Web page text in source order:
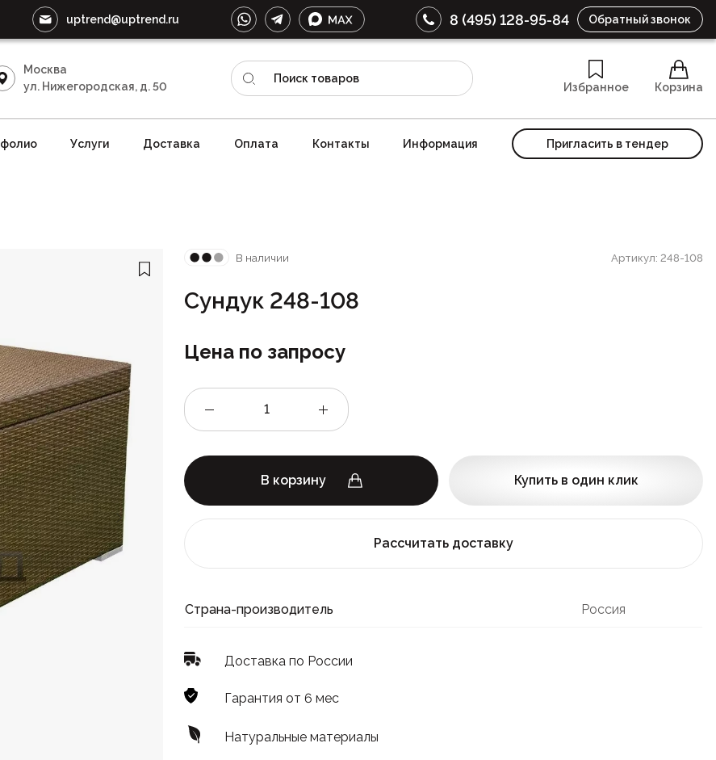
uptrend@uptrend.ru 8 (495) 128-95-84 Обратный звонок
Москва
ул. Нижегородская, д. 50
Избранное Корзина
Услуги Доставка Оплата Контакты Информация Пригласить в тендер
В наличии Артикул: 248-108
Сундук 248-108
Цена по запросу
В корзину Купить в один клик
Рассчитать доставку
Страна-производитель Россия
Доставка по России
Гарантия от 6 мес
Натуральные материалы